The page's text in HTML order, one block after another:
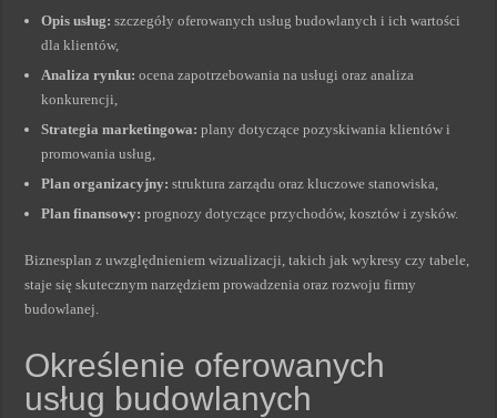
Opis usług: szczegóły oferowanych usług budowlanych i ich wartości
dla klientów,
Analiza rynku: ocena zapotrzebowania na usługi oraz analiza
konkurencji,
Strategia marketingowa: plany dotyczące pozyskiwania klientów i
promowania usług,
Plan organizacyjny: struktura zarządu oraz kluczowe stanowiska,
Plan finansowy: prognozy dotyczące przychodów, kosztów i zysków.
Biznesplan z uwzględnieniem wizualizacji, takich jak wykresy czy tabele,
staje się skutecznym narzędziem prowadzenia oraz rozwoju firmy
budowlanej.
Określenie oferowanych
usług budowlanych